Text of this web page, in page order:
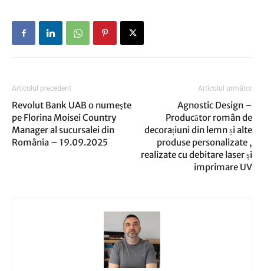
Articolul precedent
Revolut Bank UAB o numeşte
pe Florina Moisei Country
Manager al sucursalei din
România – 19.09.2025
Articolul următor
Agnostic Design –
Producător român de
decorațiuni din lemn și alte
produse personalizate ,
realizate cu debitare laser și
imprimare UV